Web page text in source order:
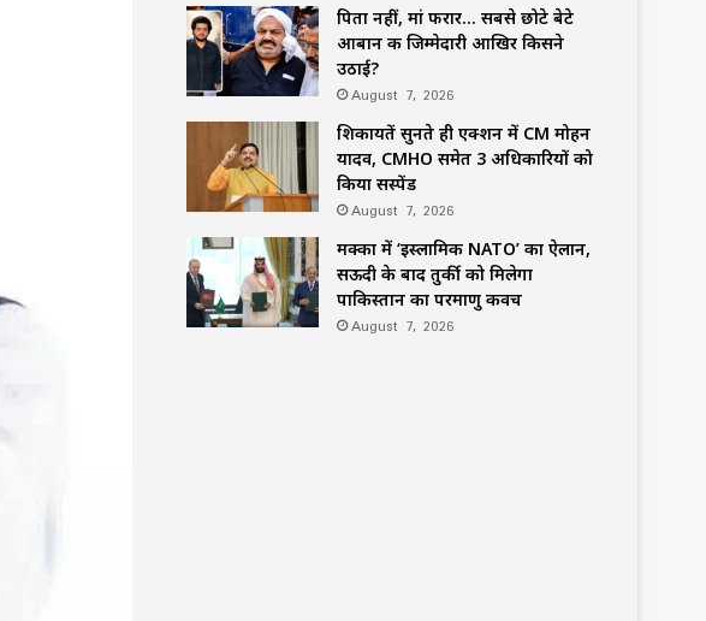
पिता नहीं, मां फरार… सबसे छोटे बेटे
आबान की जिम्मेदारी आखिर किसने
उठाई?
August 7, 2026
शिकायतें सुनते ही एक्शन में CM मोहन
यादव, CMHO समेत 3 अधिकारियों को
किया सस्पेंड
August 7, 2026
मक्का में ‘इस्लामिक NATO’ का ऐलान,
सऊदी के बाद तुर्की को मिलेगा
पाकिस्तान का परमाणु कवच
August 7, 2026